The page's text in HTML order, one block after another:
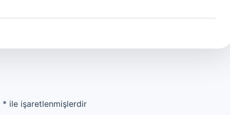
* ile işaretlenmişlerdir